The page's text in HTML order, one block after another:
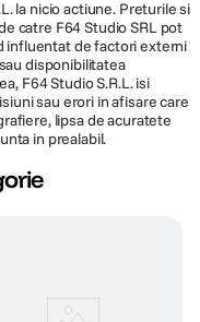
la nicio actiune. Preturile si
catre F64 Studio SRL pot
influentat de factori externi
disponibilitatea
F64 Studio S.R.L. isi
sau erori in afisare care
lipsa de acuratete
in prealabil.